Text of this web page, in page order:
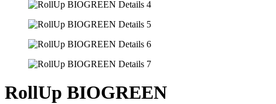
RollUp BIOGREEN